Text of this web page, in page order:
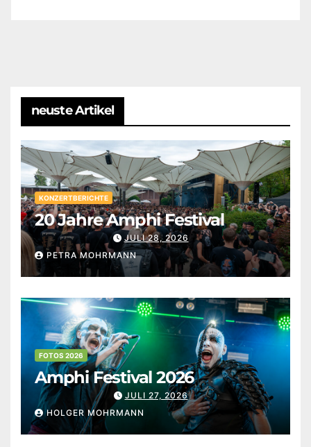
neuste Artikel
KONZERTBERICHTE
20 Jahre Amphi Festival
JULI 28, 2026
PETRA MOHRMANN
FOTOS 2026
Amphi Festival 2026
JULI 27, 2026
HOLGER MOHRMANN